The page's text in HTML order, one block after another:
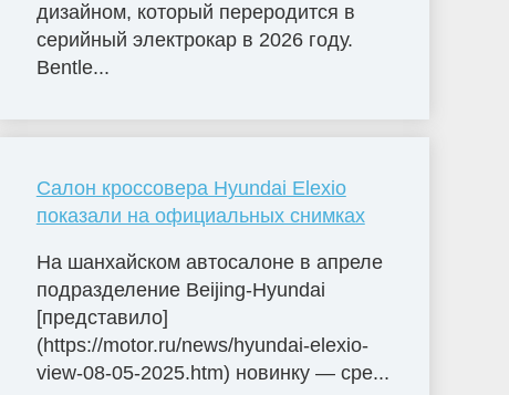
дизайном, который переродится в
серийный электрокар в 2026 году.
Bentle...
Салон кроссовера Hyundai Elexio
показали на официальных снимках
На шанхайском автосалоне в апреле
подразделение Beijing-Hyundai
[представило]
(https://motor.ru/news/hyundai-elexio-
view-08-05-2025.htm) новинку — сре...